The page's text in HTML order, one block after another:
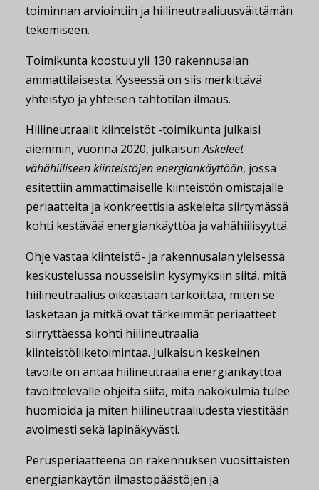
toiminnan arviointiin ja hiilineutraaliuusväittämän
tekemiseen.
Toimikunta koostuu yli 130 rakennusalan
ammattilaisesta. Kyseessä on siis merkittävä
yhteistyö ja yhteisen tahtotilan ilmaus.
Hiilineutraalit kiinteistöt -toimikunta julkaisi
aiemmin, vuonna 2020, julkaisunAskeleet
vähähiiliseen kiinteistöjen energiankäyttöön, jossa
esitettiin ammattimaiselle kiinteistön omistajalle
periaatteita ja konkreettisia askeleita siirtymässä
kohti kestävää energiankäyttöä ja vähähiilisyyttä.
Ohje vastaa kiinteistö- ja rakennusalan yleisessä
keskustelussa nousseisiin kysymyksiin siitä, mitä
hiilineutraalius oikeastaan tarkoittaa, miten se
lasketaan ja mitkä ovat tärkeimmät periaatteet
siirryttäessä kohti hiilineutraalia
kiinteistöliiketoimintaa. Julkaisun keskeinen
tavoite on antaa hiilineutraalia energiankäyttöä
tavoittelevalle ohjeita siitä, mitä näkökulmia tulee
huomioida ja miten hiilineutraaliudesta viestitään
avoimesti sekä läpinäkyvästi.
Perusperiaatteena on rakennuksen vuosittaisten
energiankäytön ilmastopäästöjen ja